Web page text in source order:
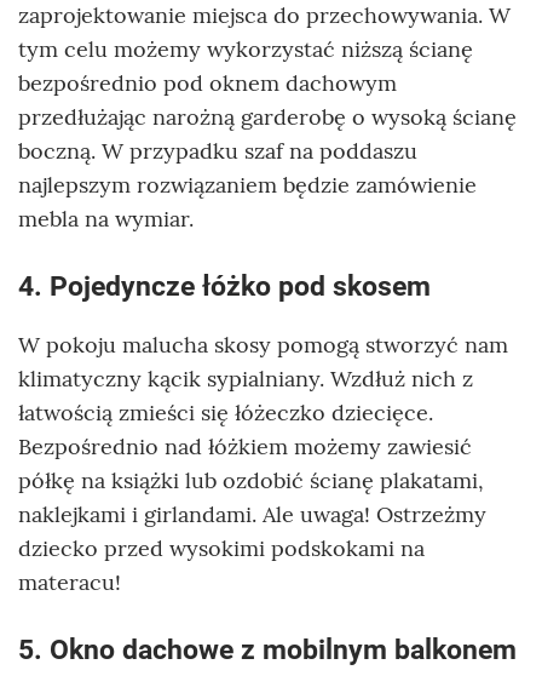
zaprojektowanie miejsca do przechowywania. W
tym celu możemy wykorzystać niższą ścianę
bezpośrednio pod oknem dachowym
przedłużając narożną garderobę o wysoką ścianę
boczną. W przypadku szaf na poddaszu
najlepszym rozwiązaniem będzie zamówienie
mebla na wymiar.
4. Pojedyncze łóżko pod skosem
W pokoju malucha skosy pomogą stworzyć nam
klimatyczny kącik sypialniany. Wzdłuż nich z
łatwością zmieści się łóżeczko dziecięce.
Bezpośrednio nad łóżkiem możemy zawiesić
półkę na książki lub ozdobić ścianę plakatami,
naklejkami i girlandami. Ale uwaga! Ostrzeżmy
dziecko przed wysokimi podskokami na
materacu!
5. Okno dachowe z mobilnym balkonem